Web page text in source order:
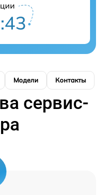
Модели Контакты
сервис-